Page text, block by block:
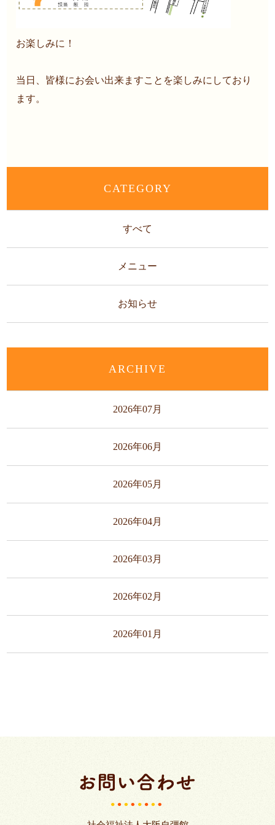
お楽しみに！
当日、皆様にお会い出来ますことを楽しみにしており
ます。
CATEGORY
すべて
メニュー
お知らせ
ARCHIVE
2026年07月
2026年06月
2026年05月
2026年04月
2026年03月
2026年02月
2026年01月